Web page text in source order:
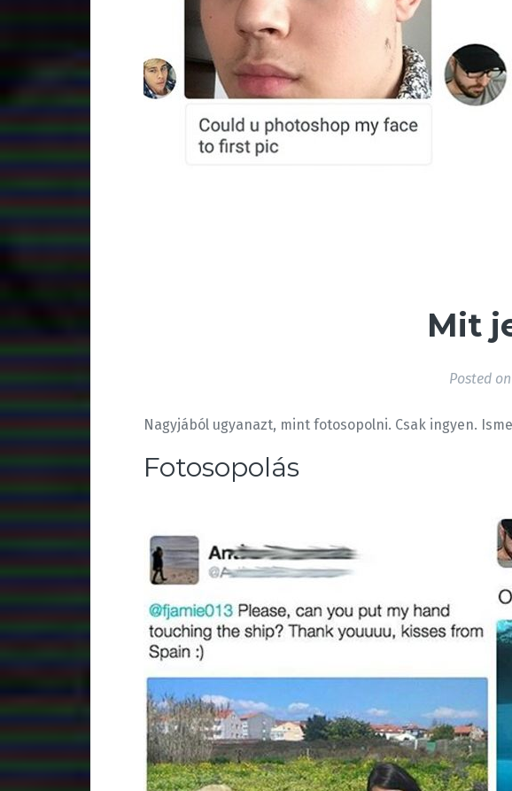
Mit
Posted on
Nagyjából ugyanazt, mint fotosopolni. Csak ingyen.
Fotosopolás